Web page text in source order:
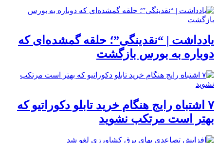
یادداشت | “نقدینگی”؛ حلقه گمشده‌ای که
دوباره به بورس بازگشت
۷ اشتباه رایج هنگام خرید تابلو دکوراتیو که
بهتر است مرتکب نشوید